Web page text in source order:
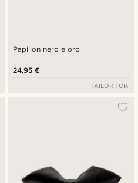
Papillon nero e oro
24,95 €
TAILOR TOKI